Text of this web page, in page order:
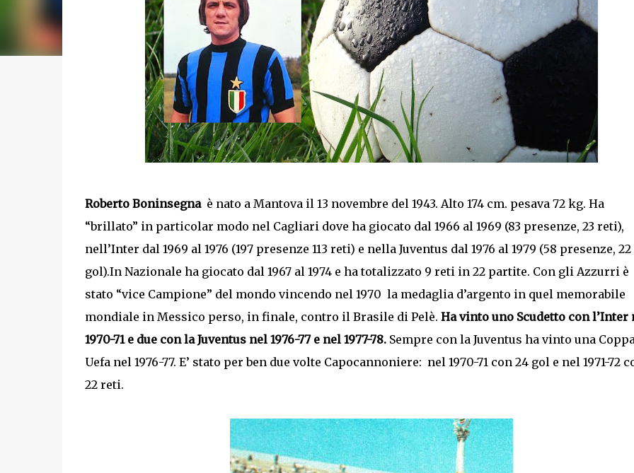
Roberto Boninsegnaè nato a Mantova il 13 novembre del 1943. Alto 174 cm. pesava 72 kg. Ha
“brillato” in particolar modo nel Cagliari dove ha giocato dal 1966 al 1969 (83 presenze, 23 reti),
nell’Inter dal 1969 al 1976 (197 presenze 113 reti) e nella Juventus dal 1976 al 1979 (58 presenze, 22
gol).In Nazionale ha giocato dal 1967 al 1974 e ha totalizzato 9 reti in 22 partite. Con gli Azzurri è
stato “vice Campione” del mondo vincendo nel 1970 la medaglia d’argento in quel memorabile
mondiale in Messico perso, in finale, contro il Brasile di Pelè. Ha vinto uno Scudetto con l’Inter
1970-71 e due con la Juventus nel 1976-77 e nel 1977-78. Sempre con la Juventus ha vinto una
Uefa nel 1976-77. E’ stato per ben due volte Capocannoniere: nel 1970-71 con 24 gol e nel 1971-72
22 reti.